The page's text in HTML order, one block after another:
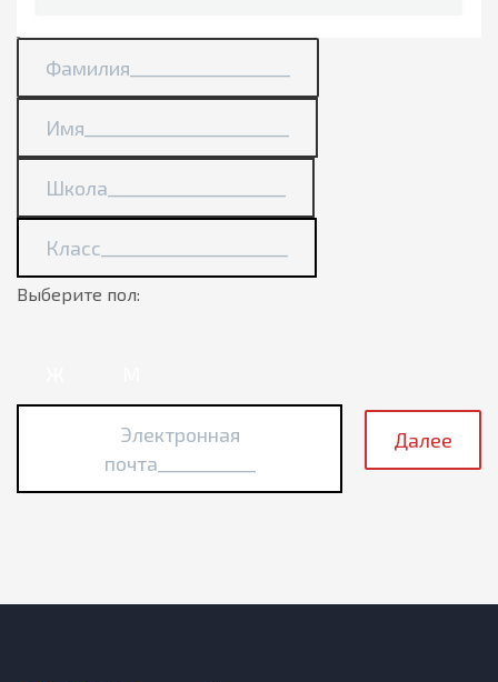
Фамилия__________________
Имя_______________________
Школа____________________
Класс_____________________
Выберите пол:
Далее
Электронная
почта___________